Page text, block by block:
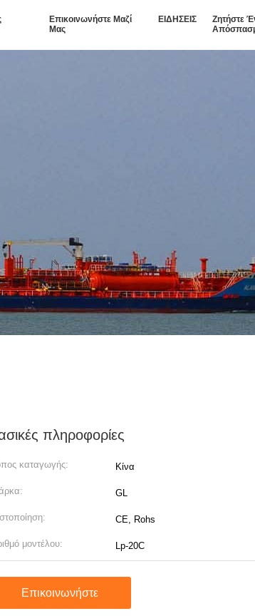
Επικοινωνήστε Μαζί
Μας
ΕΙΔΗΣΕΙΣ
Ζητήστε
πληροφορίες
καταγωγής: Κίνα
GL
CE, Rohs
μοντέλου: Lp-20C
Επικοινωνήστε